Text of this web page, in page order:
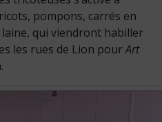
pompons, carrés en
qui viendront habiller
les rues de Lion pourArt